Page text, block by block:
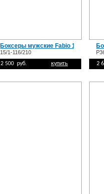
Боксеры мужские Fabio 15/1-116/
15/1-116/210
2 500 руб.
купить
2